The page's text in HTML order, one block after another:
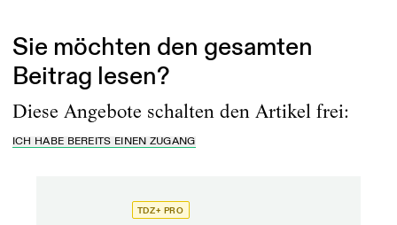
Sie möchten den gesamten
Beitrag lesen?
Diese Angebote schalten den Artikel frei:
ICH HABE BEREITS EINEN ZUGANG
TDZ+ PRO